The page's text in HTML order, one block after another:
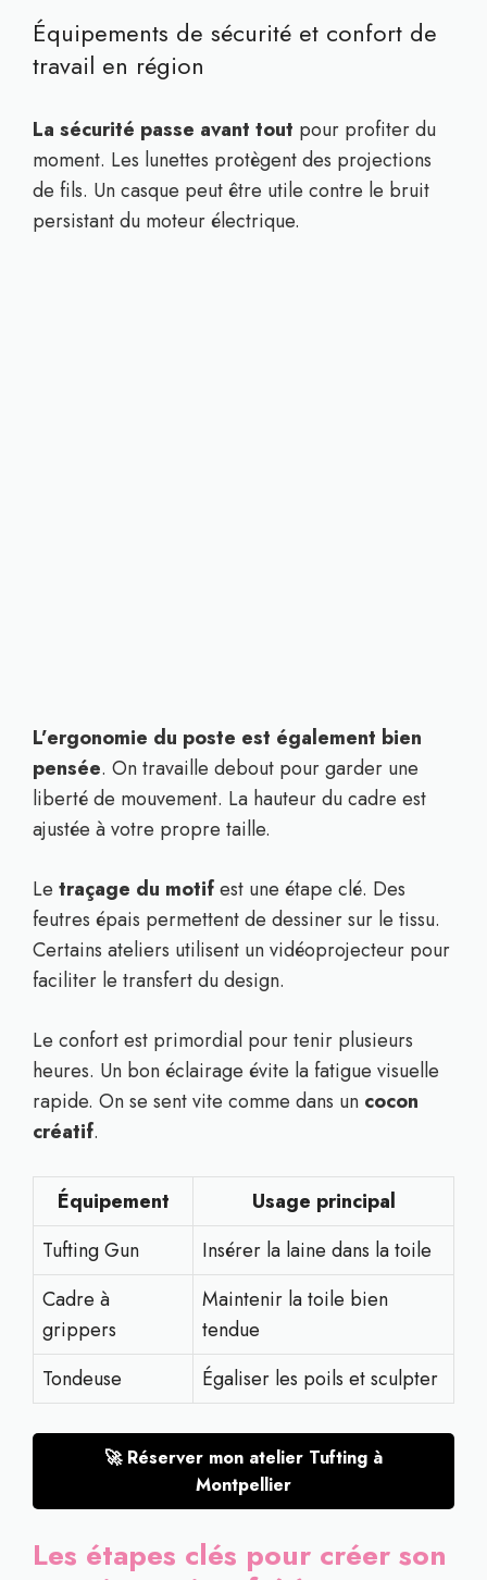
Équipements de sécurité et confort de
travail en région
La sécurité passe avant tout pour profiter du
moment. Les lunettes protègent des projections
de fils. Un casque peut être utile contre le bruit
persistant du moteur électrique.
L’ergonomie du poste est également bien
pensée. On travaille debout pour garder une
liberté de mouvement. La hauteur du cadre est
ajustée à votre propre taille.
Le traçage du motifest une étape clé. Des
feutres épais permettent de dessiner sur le tissu.
Certains ateliers utilisent un vidéoprojecteur pour
faciliter le transfert du design.
Le confort est primordial pour tenir plusieurs
heures. Un bon éclairage évite la fatigue visuelle
rapide. On se sent vite comme dans un cocon
créatif.
Équipement
Usage principal
Tufting Gun
Insérer la laine dans la toile
Cadre à
grippers
Maintenir la toile bien
tendue
Tondeuse
Égaliser les poils et sculpter
🚀 Réserver mon atelier Tufting à
Montpellier
Les étapes clés pour créer son